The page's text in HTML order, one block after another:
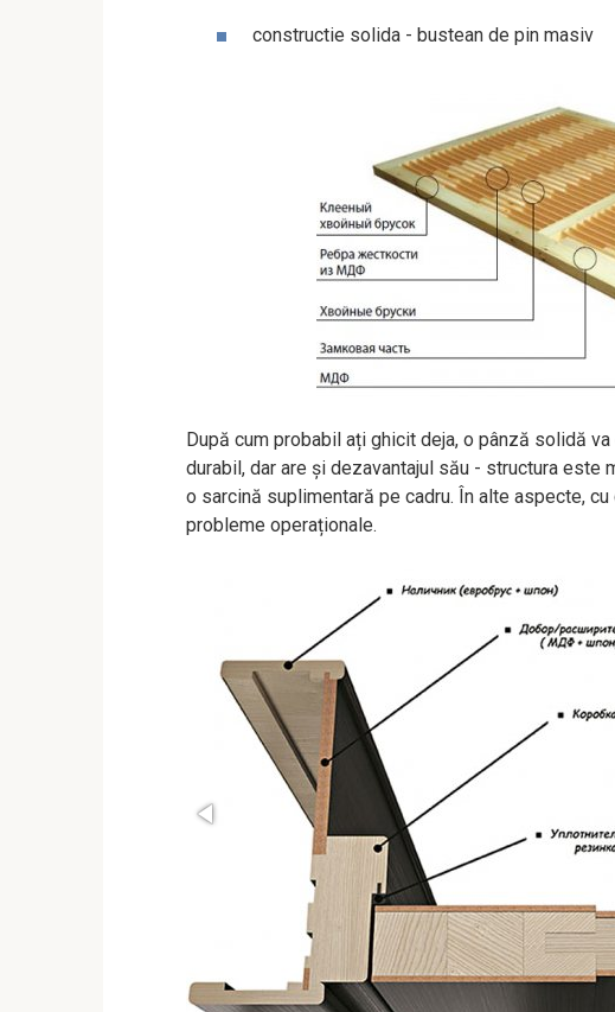
constructie solida - bustean de pin masiv
După cum probabil ați ghicit deja, o pânză solidă
durabil, dar are și dezavantajul său - structura este
o sarcină suplimentară pe cadru. În alte aspecte,
probleme operaționale.